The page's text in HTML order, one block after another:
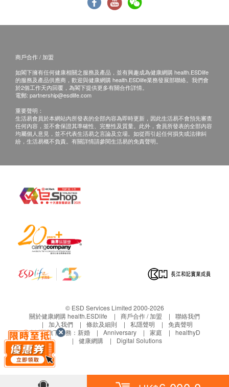
血液檢查
嗜鹼性白血球
嗜酸性白血球
淋巴性白血球
紅血球平均血紅素
紅血球平均血紅素濃度
紅血球平均容積
白血球
紅血球沉降率
紅血球
血球容積
血小板
小便細菌
小便酮
小便硝酸盬
小便蛋白質
小便紅血球
小便比重
小便尿膽素
性病組合
56% off
HK$700.0 HK$1,600
人類乳突病毒 HPV-DNA
性)。
HK$ 750.0
HK$ 180.0 HK$200
結果呈陽性，則表示曾經感染過丙型肝炎病毒，需要進行確認
測試。當人體感染到丙型肝炎病毒之後會產生抗體，但是並沒
有保護作用
HK$495.0 HK$550
用於檢測頸部動脈狹窄、頸動脈內膜剝脫等疾病。通過頸體脈
超聲波檢查，醫生可以了解血管的狀況。
10% off
HK$900.0 HK$1,000
b.國內或澳門收取$50郵費；
(1) 親身領取：親身前往檢驗中心
(2) 順豐速遞報告 (客人另回電聽取報告)
運費客人到付自理
備註
如果客戶已完成電話或面解服務,若再要求講解,需
另外收取$230解析報告費。
作銷毀處理及不會存底，客戶如需額外索取報告複
(體檢後叁個月內)，將收取$150行政費。註意：複
印本報告未必完整。
所有身體檢查並非作為醫務診斷或治療用途,如需
撰寫醫生轉介信,將作額外收費$230。
免責聲明：
所有健康檢查/服務並非作為醫務診斷或治療用
諮詢有認可資格的醫生，作出診斷及治療。
本服務/產品由商戶提供。生活易【健康網購
health.ESDlife】並沒有經營或提供本服務/產品。
有關此服務/產品的錯漏或延誤，或因使用此服務/
產品而引致的損失、損害、受傷或法律訴訟，健康
網購health.ESDlife概不負責。一切有關的索償或
商戶合作 / 加盟
如閣下擁有任何健康相關之服務及產品，並有興趣成為健康網購 health.ESDlife
的服務及產品供應商，歡迎與健康網購 health.ESDlife業務發展部聯絡。我們會
於2個工作天內回覆，為閣下提供更多有關合作詳情。
電郵: partnership@esdlife.com
重要聲明：
生活易會員於本網站內所發表的全部內容為即時更新，因此生活易不會預先審查
任何內容，並不會保證其準確性、完整性及質量。此外，會員所發表的全部內容
均屬個人意見，並不代表生活易之言論及立場。如從而引起任何損失或法律糾
紛，生活易概不負責。有關詳情請參閱生活易的免責聲明。
© ESD Services Limited 2000-2026
關於健康網購 health.ESDlife
商戶合作 / 加盟
聯絡我們
加入我們
條款及細則 私隱聲明
免責聲明
生活易旗下業務： 新婚 Anniversary 家庭
healthyD
健康網購
Digital Solutions